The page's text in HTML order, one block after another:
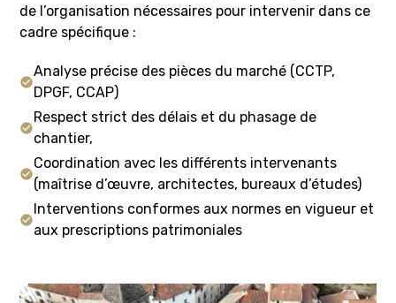
de l’organisation nécessaires pour intervenir dans ce
cadre spécifique :
Analyse précise des pièces du marché (CCTP,
DPGF, CCAP)
Respect strict des délais et du phasage de
chantier,
Coordination avec les différents intervenants
(maîtrise d’œuvre, architectes, bureaux d’études)
Interventions conformes aux normes en vigueur et
aux prescriptions patrimoniales